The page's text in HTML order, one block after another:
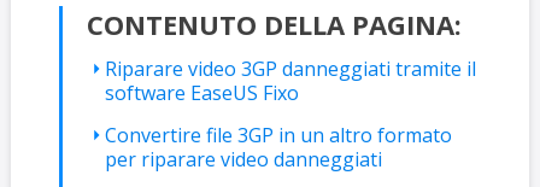
CONTENUTO DELLA PAGINA:
Riparare video 3GP danneggiati tramite il
software EaseUS Fixo
Convertire file 3GP in un altro formato
per riparare video danneggiati